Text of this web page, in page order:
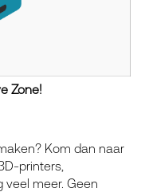
Zone!
Kom dan naar
printers,
veel meer. Geen